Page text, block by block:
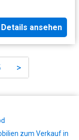
Details ansehen
>
zum Verkauf in